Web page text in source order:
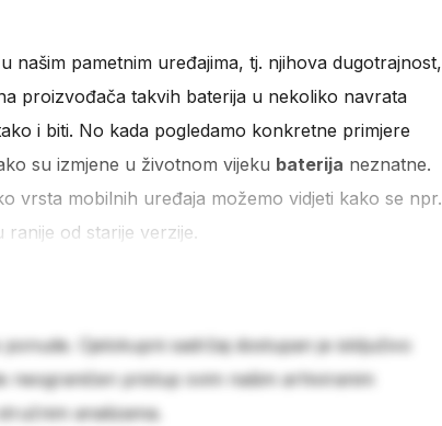
našim pametnim uređajima, tj. njihova dugotrajnost,
proizvođača takvih baterija u nekoliko navrata
i biti. No kada pogledamo konkretne primjere
su izmjene u životnom vijeku baterija neznatne.
vrsta mobilnih uređaja možemo vidjeti kako se npr.
ranije od starije verzije.
Cjelokupni sadržaj dostupan je isključivo
neograničen pristup svim našim arhiviranim
analizama.